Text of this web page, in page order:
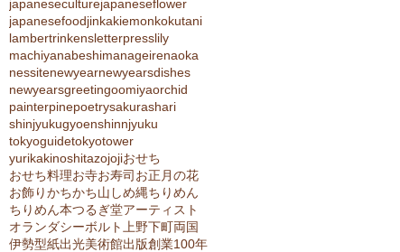
japaneseculturejapaneseflower
japanesefoodjinkakiemonkokutani
lambertrinkensletterpresslily
machiyanabeshimanageirenaoka
nessitenewyearnewyearsdishes
newyearsgreetingoomiyaorchid
painterpinepoetrysakurashari
shinjyukugyoenshinnjyuku
tokyoguidetokyotower
yurikakinoshitazojojiおせち
おせち料理お寺お寿司お正月の花
お飾りかちかち山 しめ縄ちりめん
ちりめん本つるぎ堂アーティスト
オランダシーボルト 上野下町両国
伊勢型紙出光美術館出版創業100年